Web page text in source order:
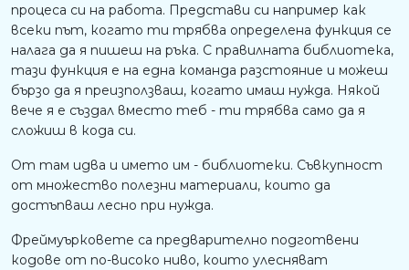
процеса си на работа. Представи си например как
всеки път, когато ти трябва определена функция се
налага да я пишеш на ръка. С правилната библиотека,
тази функция е на една команда разстояние и можеш
бързо да я преизползваш, когато имаш нужда. Някой
вече я е създал вместо теб - ти трябва само да я
сложиш в кода си.
От там идва и името им - библиотеки. Съвкупност
от множество полезни материали, които да
достъпваш лесно при нужда.
Фреймуърковете са предварително подготвени
кодове от по-високо ниво, които улесняват